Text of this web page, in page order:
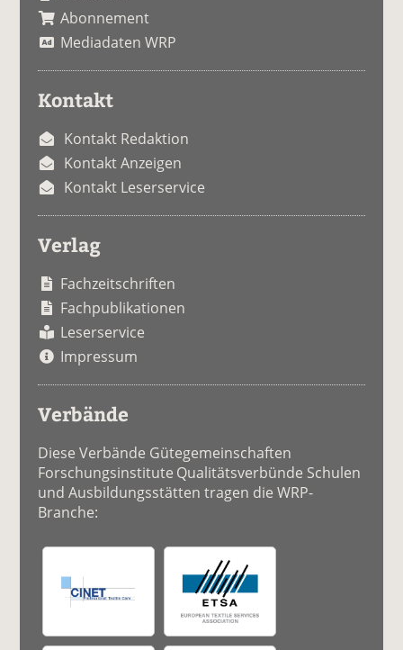
Abonnement
Mediadaten WRP
Kontakt
Kontakt Redaktion
Kontakt Anzeigen
Kontakt Leserservice
Verlag
Fachzeitschriften
Fachpublikationen
Leserservice
Impressum
Verbände
Diese Verbände Gütegemeinschaften
Forschungsinstitute Qualitätsverbünde Schulen
und Ausbildungsstätten tragen die WRP-
Branche: